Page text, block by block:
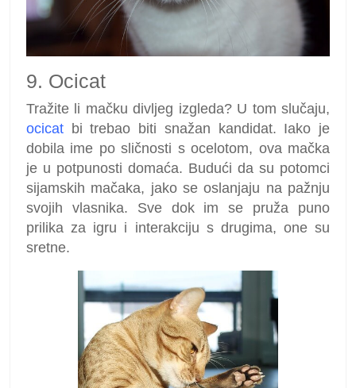
9. Ocicat
Tražite li mačku divljeg izgleda? U tom slučaju,
ocicat bi trebao biti snažan kandidat. Iako je
dobila ime po sličnosti s ocelotom, ova mačka
je u potpunosti domaća. Budući da su potomci
sijamskih mačaka, jako se oslanjaju na pažnju
svojih vlasnika. Sve dok im se pruža puno
prilika za igru ​​i interakciju s drugima, one su
sretne.